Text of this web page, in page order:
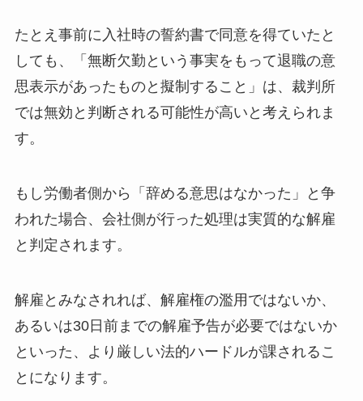
たとえ事前に入社時の誓約書で同意を得ていたと
しても、「無断欠勤という事実をもって退職の意
思表示があったものと擬制すること」は、裁判所
では無効と判断される可能性が高いと考えられま
す。
もし労働者側から「辞める意思はなかった」と争
われた場合、会社側が行った処理は実質的な解雇
と判定されます。
解雇とみなされれば、解雇権の濫用ではないか、
あるいは30日前までの解雇予告が必要ではないか
といった、より厳しい法的ハードルが課されるこ
とになります。